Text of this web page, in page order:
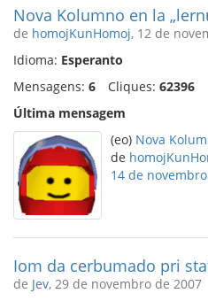
Nova Kolumno en la
de homojKunHomoj, 12 de
Idioma: Esperanto
Mensagens: 6 Cliques: 62396
Última mensagem
(eo) Nova
de
14 de
Iom da cerbumado pri
de Jev, 29 de novembro de 2007